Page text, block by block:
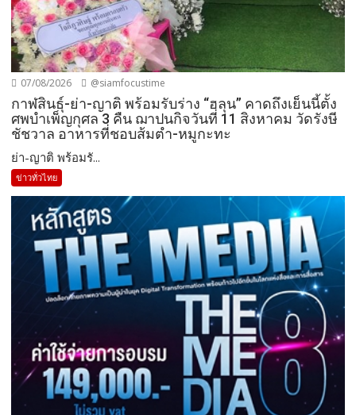
07/08/2026 @siamfocustime
กาฬสินธุ์-ย่า-ญาติ พร้อมรับร่าง “ฮลุน” คาดถึงเย็นนี้ตั้ง
ศพบำเพ็ญกุศล 3 คืน ฌาปนกิจวันที่ 11 สิงหาคม วัดรังษี
ชัชวาล อาหารที่ชอบส้มตำ-หมูกะทะ
ย่า-ญาติ พร้อมรั...
ข่าวทั่วไทย